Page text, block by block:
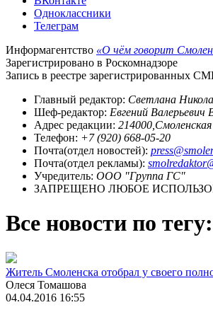
Одноклассники
Телеграм
Информагентство «О чём говорит
Зарегистрировано в Роскомнадзоре
Запись в реестре зарегистрированных
Главный редактор: Светлана
Шеф-редактор: Евгений
Адрес редакции:
Телефон: +7 (920) 668-05-20
Почта(отдел новостей):
Почта(отдел рекламы):
Учредитель: ООО "Группа ГС"
ЗАПРЕЩЕНО ЛЮБОЕ
Все новости по
Житель Смоленска отобрал у своего
Олеся Томашова
04.04.2016 16:55